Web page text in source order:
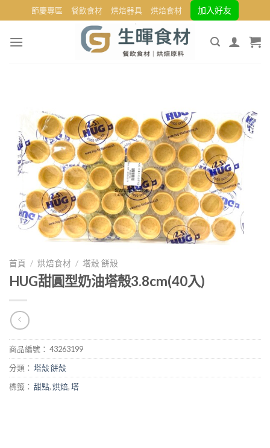
to
content
節慶專區 餐飲食材 烘焙器具 烘焙食材 加入好友
首頁 / 烘焙食材 / 塔殼 餅殼
HUG甜圓型奶油塔殼3.8cm(40入)
商品編號： 43263199
分類： 塔殼 餅殼
標籤： 甜點,烘焙,塔